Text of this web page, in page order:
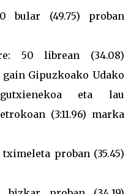
bular (49.75) proban
50 librean (34.08)
Gipuzkoako Udako
eta lau
(3:11.96) marka
proban (35.45)